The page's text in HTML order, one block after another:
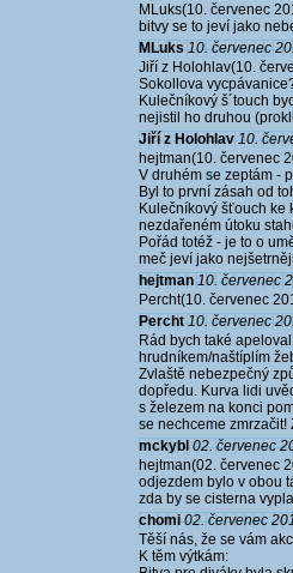
MLuks(10. červenec
bitvy se to jeví jako
MLuks 10. červenec
Jiří z Holohlav(10.
Sokollova
Kulečníkový š´touch
nejistil ho druhou
Jiří z Holohlav 10.
hejtman(10. červenec
V druhém se zeptám -
Byl to první zásah od
Kulečníkový šťouch ke
nezdařeném útoku
Pořád totéž - je to o
meč jeví jako
hejtman 10. červenec
Percht(10. červenec
Percht 10. červenec
Rád bych také
hrudníkem/naštíplím
Zvlaště nebezpečný
dopředu. Kurva lidi
s železem na konci
se nechceme zmrzačit!
mckybl 02. červenec
hejtman(02. červenec
odjezdem bylo v obou
zda by se cisterna
chomi 02. červenec
Těší nás, že se vám
K těm výtkám: